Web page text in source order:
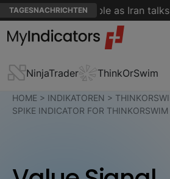
TAGESNACHRICHTEN
pullback, oil stable as Iran talks
NinjaTrader ThinkOrSwim
HOME > INDIKATOREN >
SPIKE INDICATOR FOR THINKORSWIM